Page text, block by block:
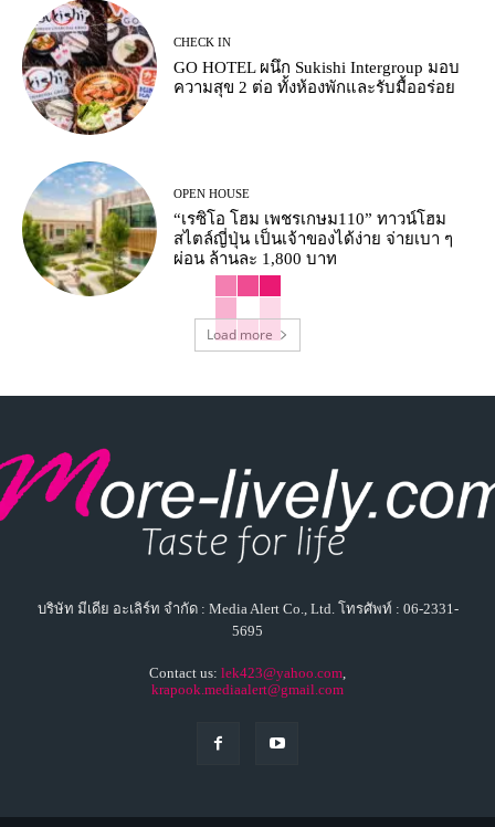
CHECK IN
GO HOTEL ผนึก Sukishi Intergroup มอบ
ความสุข 2 ต่อ ทั้งห้องพักและรับมื้ออร่อย
OPEN HOUSE
“เรซิโอ โฮม เพชรเกษม110” ทาวน์โฮม
สไตล์ญี่ปุ่น เป็นเจ้าของได้ง่าย จ่ายเบา ๆ
ผ่อน ล้านละ 1,800 บาท
Load more
บริษัท มีเดีย อะเลิร์ท จำกัด : Media Alert Co., Ltd. โทรศัพท์ : 06-2331-
5695
Contact us: lek423@yahoo.com,
krapook.mediaalert@gmail.com